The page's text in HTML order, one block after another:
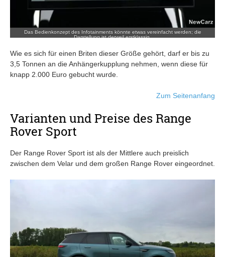
Das Bedienkonzept des Infotainments könnte etwas vereinfacht werden; die
Darstellung ist derweil erstklassig.
Wie es sich für einen Briten dieser Größe gehört, darf er bis zu
3,5 Tonnen an die Anhängerkupplung nehmen, wenn diese für
knapp 2.000 Euro gebucht wurde.
Zum Seitenanfang
Varianten und Preise des Range
Rover Sport
Der Range Rover Sport ist als der Mittlere auch preislich
zwischen dem Velar und dem großen Range Rover eingeordnet.